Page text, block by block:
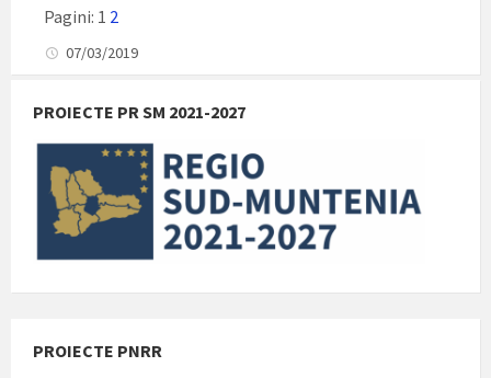
Pagini: 1 2
07/03/2019
PROIECTE PR SM 2021-2027
PROIECTE PNRR